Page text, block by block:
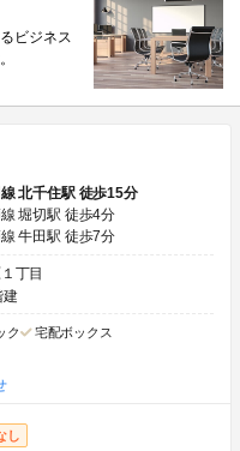
ビジネス
北千住駅 徒歩15分
堀切駅 徒歩4分
牛田駅 徒歩7分
丁目
建
ク 宅配ボックス
し